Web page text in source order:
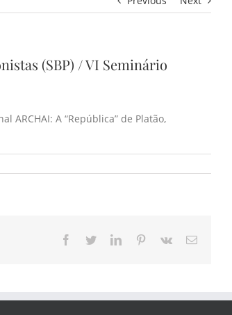
(SBP) / VI Seminário
ARCHAI: A “República” de Platão,
Facebook
TwitterLinkedInPinterest
Vk Email